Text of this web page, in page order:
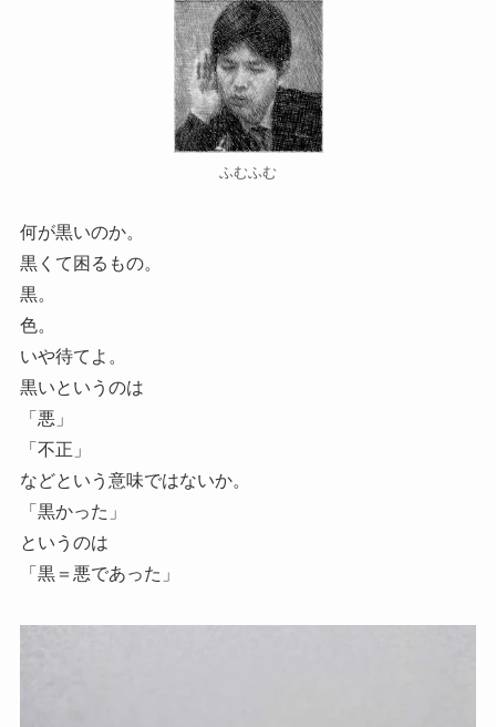
ふむふむ
何が黒いのか。
黒くて困るもの。
黒。
色。
いや待てよ。
黒いというのは
「悪」
「不正」
などという意味ではないか。
「黒かった」
というのは
「黒＝悪であった」